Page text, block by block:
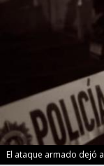
El ataque armado dejó